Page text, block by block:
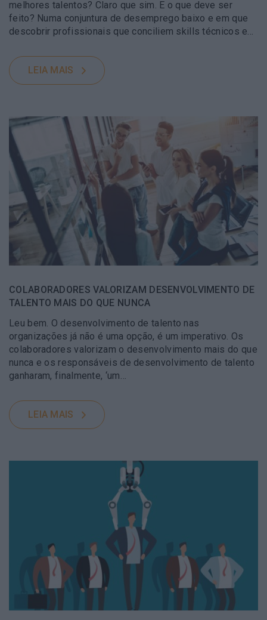
melhores talentos? Claro que sim. E o que deve ser
feito? Numa conjuntura de desemprego baixo e em que
descobrir profissionais que conciliem skills técnicos e…
LEIA MAIS
COLABORADORES VALORIZAM DESENVOLVIMENTO DE
TALENTO MAIS DO QUE NUNCA
Leu bem. O desenvolvimento de talento nas
organizações já não é uma opção, é um imperativo. Os
colaboradores valorizam o desenvolvimento mais do que
nunca e os responsáveis de desenvolvimento de talento
ganharam, finalmente, ‘um…
LEIA MAIS